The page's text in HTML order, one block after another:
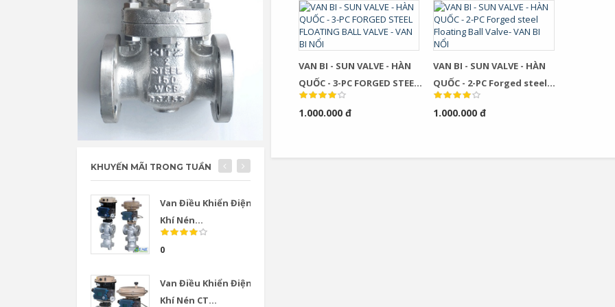
VAN BI - SUN VALVE - HÀN
QUỐC - 3-PC FORGED STEEL
FLOATING BALL VALVE - VAN
BI NỔI
1.000.000 đ
VAN BI - SUN VALVE - HÀN
QUỐC - 2-PC Forged steel
Floating Ball Valve- VAN BI
NỔI
1.000.000 đ
KHUYẾN MÃI TRONG TUẦN
Van Điều Khiển Điện
Khí Nén...
0
Van Điều Khiển Điện
Khí Nén CT...